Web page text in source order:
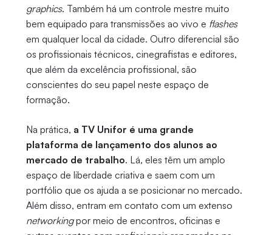
graphics. Também há um controle mestre muito
bem equipado para transmissões ao vivo e flashes
em qualquer local da cidade. Outro diferencial são
os profissionais técnicos, cinegrafistas e editores,
que além da excelência profissional, são
conscientes do seu papel neste espaço de
formação.
Na prática, a TV Unifor é uma grande
plataforma de lançamento dos alunos ao
mercado de trabalho. Lá, eles têm um amplo
espaço de liberdade criativa e saem com um
portfólio que os ajuda a se posicionar no mercado.
Além disso, entram em contato com um extenso
networkingpor meio de encontros, oficinas e